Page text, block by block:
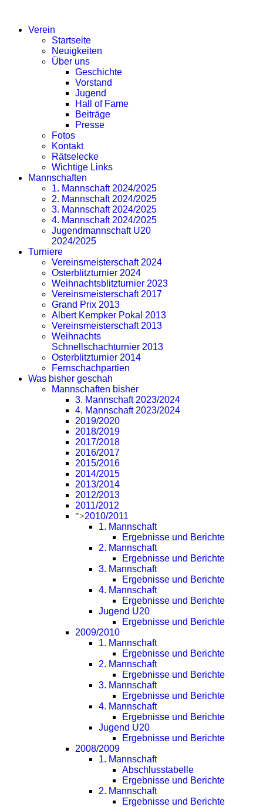
Verein
Startseite
Neuigkeiten
Über uns
Geschichte
Vorstand
Jugend
Hall of Fame
Beiträge
Presse
Fotos
Kontakt
Rätselecke
Wichtige Links
Mannschaften
1. Mannschaft 2024/2025
2. Mannschaft 2024/2025
3. Mannschaft 2024/2025
4. Mannschaft 2024/2025
Jugendmannschaft U20
2024/2025
Turniere
Vereinsmeisterschaft 2024
Osterblitzturnier 2024
Weihnachtsblitzturnier 2023
Vereinsmeisterschaft 2017
Grand Prix 2013
Albert Kempker Pokal 2013
Vereinsmeisterschaft 2013
Weihnachts
Schnellschachturnier 2013
Osterblitzturnier 2014
Fernschachpartien
Was bisher geschah
Mannschaften bisher
3. Mannschaft 2023/2024
4. Mannschaft 2023/2024
2019/2020
2018/2019
2017/2018
2016/2017
2015/2016
2014/2015
2013/2014
2012/2013
2011/2012
">2010/2011
1. Mannschaft
Ergebnisse und Berichte
2. Mannschaft
Ergebnisse und Berichte
3. Mannschaft
Ergebnisse und Berichte
4. Mannschaft
Ergebnisse und Berichte
Jugend U20
Ergebnisse und Berichte
2009/2010
1. Mannschaft
Ergebnisse und Berichte
2. Mannschaft
Ergebnisse und Berichte
3. Mannschaft
Ergebnisse und Berichte
4. Mannschaft
Ergebnisse und Berichte
Jugend U20
Ergebnisse und Berichte
2008/2009
1. Mannschaft
Abschlusstabelle
Ergebnisse und Berichte
2. Mannschaft
Ergebnisse und Berichte